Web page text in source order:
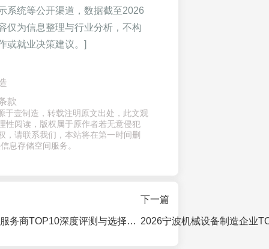
系统等公开渠道，数据截至2026
仅为信息整理与行业分析，不构
或就业决策建议。]
款
于壹制造，转载注明原文出处，此文观
性阅读，版权属于原作者若无意侵犯
，请联系我们，本站将在第一时间删
息存储空间服务。
2026宁波供应链服务商TOP10深度评测与选择指南
下一篇